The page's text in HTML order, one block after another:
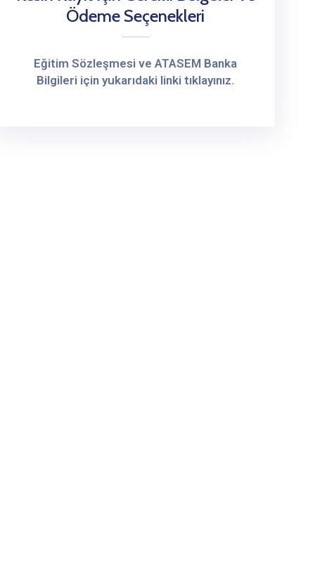
Ödeme Seçenekleri
Eğitim Sözleşmesi ve ATASEM Banka
Bilgileri için yukarıdaki linki tıklayınız.